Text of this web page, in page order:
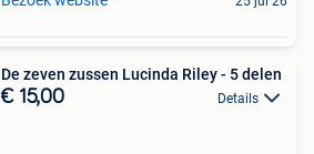
De zeven zussen Lucinda Riley - 5 delen
€ 15,00 Details